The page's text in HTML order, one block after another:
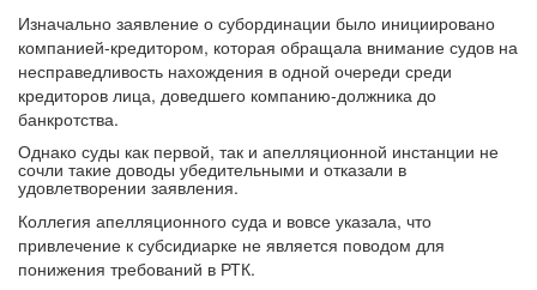
Изначально заявление о субординации было инициировано
компанией-кредитором, которая обращала внимание судов на
несправедливость нахождения в одной очереди среди
кредиторов лица, доведшего компанию-должника до
банкротства.
Однако суды как первой, так и апелляционной инстанции не
сочли такие доводы убедительными и отказали в
удовлетворении заявления.
Коллегия апелляционного суда и вовсе указала, что
привлечение к субсидиарке не является поводом для
понижения требований в РТК.